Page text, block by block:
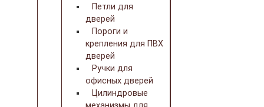
Петли для
дверей
Пороги и
крепления для ПВХ
дверей
Ручки для
офисных дверей
Цилиндровые